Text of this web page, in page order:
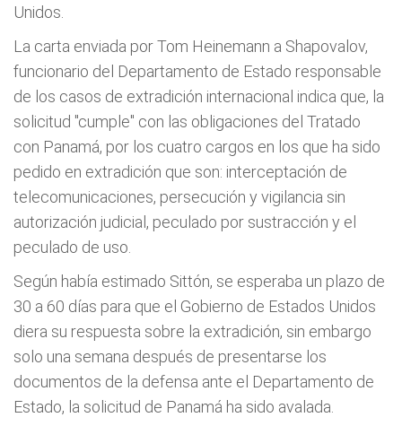
Unidos.
La carta enviada por Tom Heinemann a Shapovalov,
funcionario del Departamento de Estado responsable
de los casos de extradición internacional indica que, la
solicitud "cumple" con las obligaciones del Tratado
con Panamá, por los cuatro cargos en los que ha sido
pedido en extradición que son: interceptación de
telecomunicaciones, persecución y vigilancia sin
autorización judicial, peculado por sustracción y el
peculado de uso.
Según había estimado Sittón, se esperaba un plazo de
30 a 60 días para que el Gobierno de Estados Unidos
diera su respuesta sobre la extradición, sin embargo
solo una semana después de presentarse los
documentos de la defensa ante el Departamento de
Estado, la solicitud de Panamá ha sido avalada.